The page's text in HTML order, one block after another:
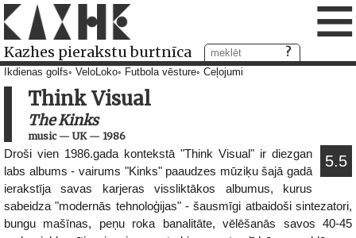
Kazhes pierakstu burtnīca ≡
Ikdienas golfs VeloLoko Futbola vēsture Ceļojumi
Think Visual
The Kinks
music— UK— 1986
5.5
Droši vien 1986.gada kontekstā "Think Visual" ir diezgan
labs albums - vairums "Kinks" paaudzes mūziķu šajā gadā
ierakstīja savas karjeras vissliktākos albumus, kurus
sabeidza "modernās tehnoloģijas" - šausmīgi atbaidoši sintezatori,
bungu mašīnas, peņu roka banalitāte, vēlēšanās savos 40-45